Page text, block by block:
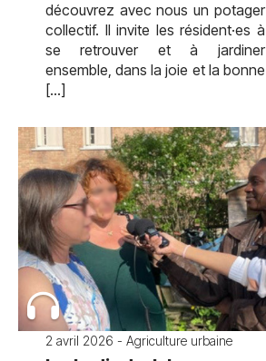
découvrez avec nous un potager
collectif. Il invite les résident·es à
se retrouver et à jardiner
ensemble, dans la joie et la bonne
[…]
2 avril 2026 - Agriculture urbaine